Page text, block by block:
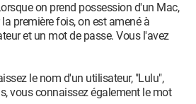
on prend possession d'un Mac,
première fois, on est amené à
et un mot de passe. Vous l'avez
le nom d'un utilisateur, "Lulu",
vous connaissez également le mot